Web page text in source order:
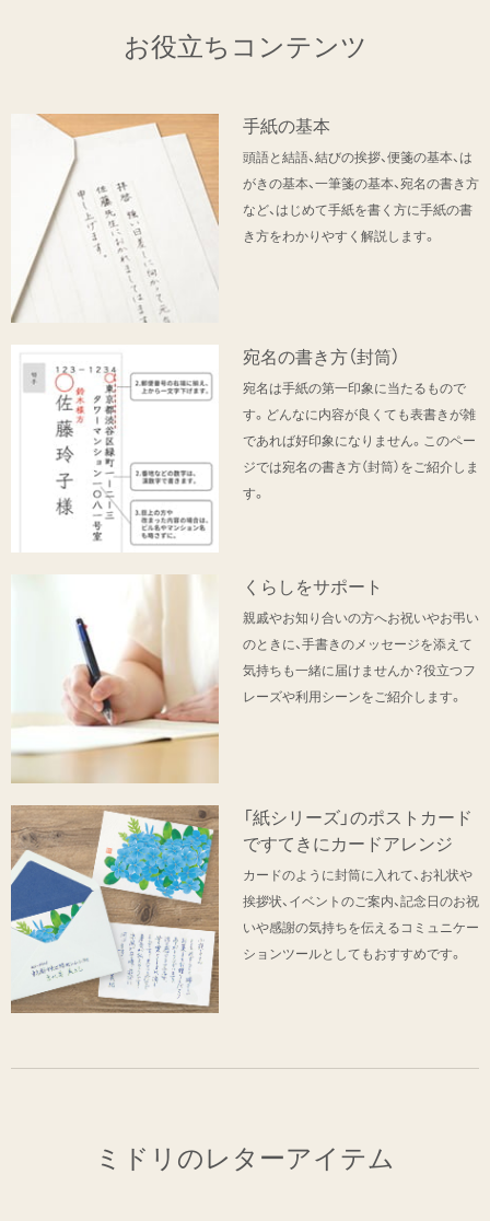
お役立ちコンテンツ
手紙の基本
頭語と結語、結びの挨拶、便箋の基本、は
がきの基本、一筆箋の基本、宛名の書き方
など、はじめて手紙を書く方に手紙の書
き方をわかりやすく解説します。
宛名の書き方（封筒）
宛名は手紙の第一印象に当たるもので
す。どんなに内容が良くても表書きが雑
であれば好印象になりません。このペー
ジでは宛名の書き方（封筒）をご紹介しま
す。
くらしをサポート
親戚やお知り合いの方へお祝いやお弔い
のときに、手書きのメッセージを添えて
気持ちも一緒に届けませんか？役立つフ
レーズや利用シーンをご紹介します。
「紙シリーズ」のポストカード
ですてきにカードアレンジ
カードのように封筒に入れて、お礼状や
挨拶状、イベントのご案内、記念日のお祝
いや感謝の気持ちを伝えるコミュニケー
ションツールとしてもおすすめです。
ミドリのレターアイテム